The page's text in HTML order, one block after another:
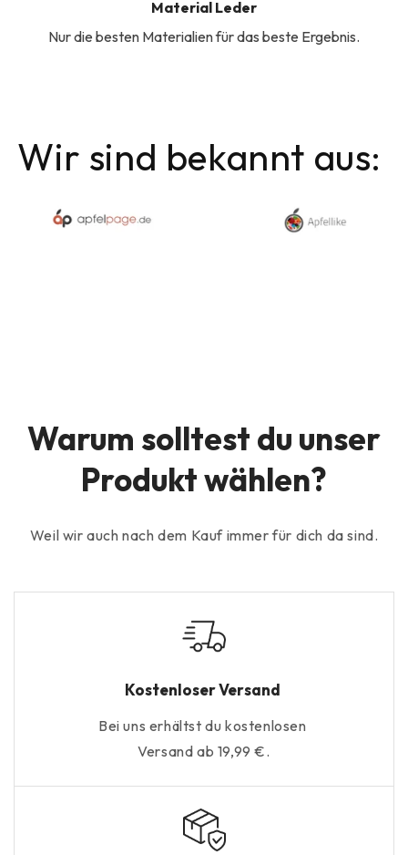
Material Leder
Nur die besten Materialien für das beste Ergebnis.
Wir sind bekannt aus:
Warum solltest du unser
Produkt wählen?
Weil wir auch nach dem Kauf immer für dich da sind.
Kostenloser Versand
Bei uns erhältst du kostenlosen
Versand ab 19,99 €.